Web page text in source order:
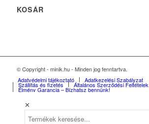
KOSÁR
© Copyright - minik.hu - Minden jog fenntartva.
Adatvédelmi tájékoztató
Adatkezelési Szabályzat
Szállítás és fizetés Általános Szerződési Feltételek
Élmény Garancia – Bízhatsz bennünk!
✕